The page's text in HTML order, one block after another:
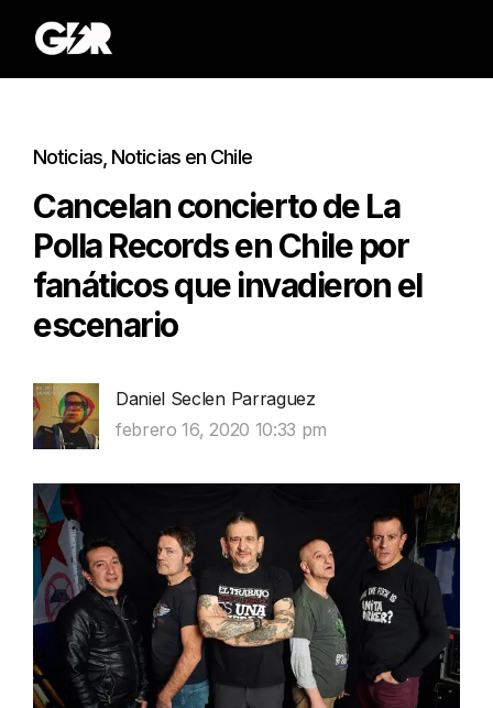
Noticias, Noticias en Chile
Cancelan concierto de La
Polla Records en Chile por
fanáticos que invadieron el
escenario
Daniel Seclen Parraguez
febrero 16, 2020 10:33 pm